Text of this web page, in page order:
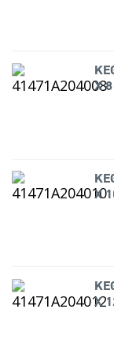
X 8
X
X